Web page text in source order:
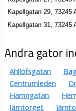
Karl Gunnar Holmberg
0589-12888
Kapellgatan 26, 73245
Katie Susanne
Kapellgatan 31 C Lgh
Lilla Spa i Arboga
Gerd Katarina Maria
Kapellgatan 29, 73245
Kapellgatan 31, 73245
Andra gator
Ahllöfsgatan
Centrumleden
Hamngatan
Järntorget